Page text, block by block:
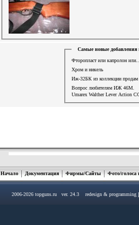
Самые новые добавления
Фторопласт или капролон или..
Хром и никель
Иж-32БК из коллекции продам
Вопрос любителям ИЖ 46М.
Umarex Walther Lever Action
Начало Документация Фирмы/Сайты Фото/голоса
2006-2026 topguns.ru ver. 24.3 redesign & programming